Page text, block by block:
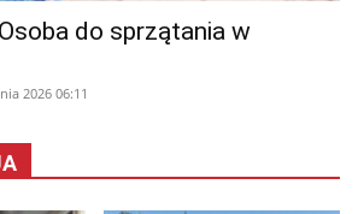
do sprzątania w
2026 06:11